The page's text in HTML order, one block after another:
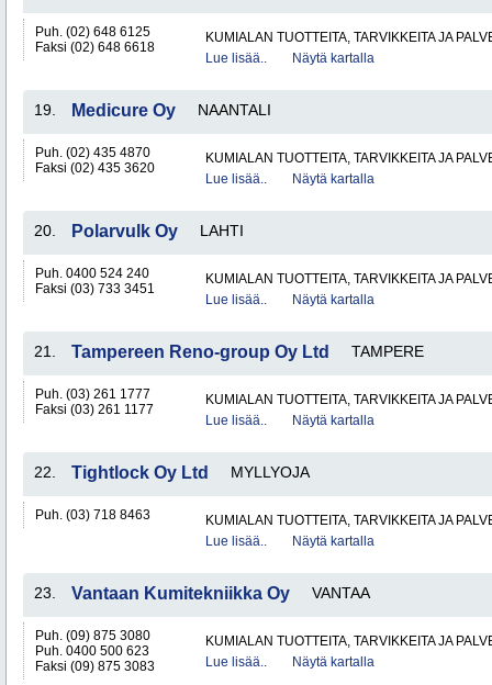
Puh. (02) 648 6125
Faksi (02) 648 6618
KUMIALAN TUOTTEITA, TARVIKKEITA JA
Lue lisää..
Näytä kartalla
19. Medicure Oy NAANTALI
Puh. (02) 435 4870
Faksi (02) 435 3620
KUMIALAN TUOTTEITA, TARVIKKEITA JA
Lue lisää..
Näytä kartalla
20. Polarvulk Oy LAHTI
Puh. 0400 524 240
Faksi (03) 733 3451
KUMIALAN TUOTTEITA, TARVIKKEITA JA
Lue lisää..
Näytä kartalla
21. Tampereen Reno-group Oy Ltd TAMPERE
Puh. (03) 261 1777
Faksi (03) 261 1177
KUMIALAN TUOTTEITA, TARVIKKEITA JA
Lue lisää..
Näytä kartalla
22. Tightlock Oy Ltd MYLLYOJA
Puh. (03) 718 8463
KUMIALAN TUOTTEITA, TARVIKKEITA JA
Lue lisää..
Näytä kartalla
23. Vantaan Kumitekniikka Oy VANTAA
Puh. (09) 875 3080
Puh. 0400 500 623
Faksi (09) 875 3083
KUMIALAN TUOTTEITA, TARVIKKEITA JA
Lue lisää..
Näytä kartalla